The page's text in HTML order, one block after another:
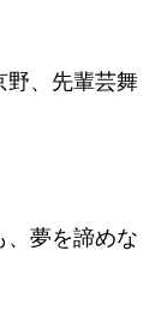
野、先輩芸舞
、夢を諦めな